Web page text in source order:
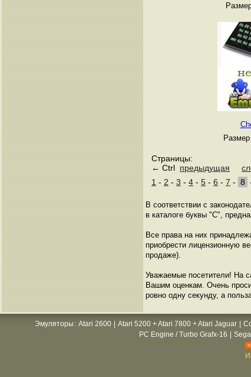
Страницы:
← Ctrl предыдущая
1 - 2 - 3 - 4 - 5 - 6 - 7 - 8
В соответствии с
в каталоге буквы "C",
Все права на них
приобрести лицензионную
продаже).
Уважаемые посетители! На
Вашим оценкам. Очень
ровно одну секунду, а
Эмуляторы : Atari 2600 Atari 5200 + Atari 7800 + Atari Jaguar
PC Engine / Turbo Grafx-16
Sega